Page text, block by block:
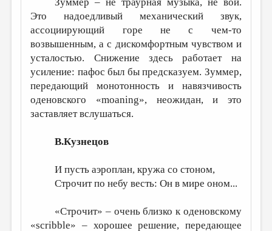
Это надоедливый механический звук,
ассоциирующий горе не с чем-то
возвышенным, а с дискомфортным чувством и
усталостью. Снижение здесь работает на
усиление: пафос был бы предсказуем. Зуммер,
передающий монотонность и навязчивость
оденовского «moaning», неожидан, и это
заставляет вслушаться.
В.Кузнецов
И пусть аэроплан, кружа со стоном,
Строчит по небу весть: Он в мире оном...
«Строчит» – очень близко к оденовскому
«scribble» – хорошее решение, передающее